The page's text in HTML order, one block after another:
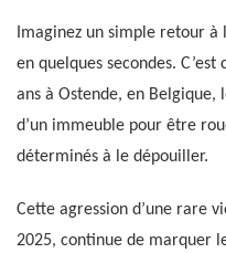
Imaginez un simple retour
en quelques secondes.
ans à Ostende, en Belgique,
d’un immeuble pour être
déterminés à le dépouiller.
Cette agression d’une rare
2025, continue de marquer